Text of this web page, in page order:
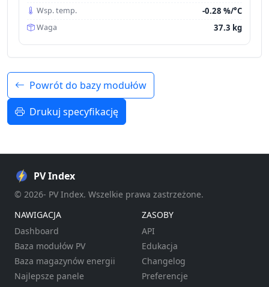
Wsp. temp. -0.28 %/°C
Waga 37.3 kg
Powrót do bazy modułów
Drukuj specyfikację
PV Index
© 2026- PV Index. Wszelkie prawa zastrzeżone.
NAWIGACJA
Dashboard
Baza modułów PV
Baza magazynów energii
Najlepsze panele
ZASOBY
API
Edukacja
Changelog
Preferencje